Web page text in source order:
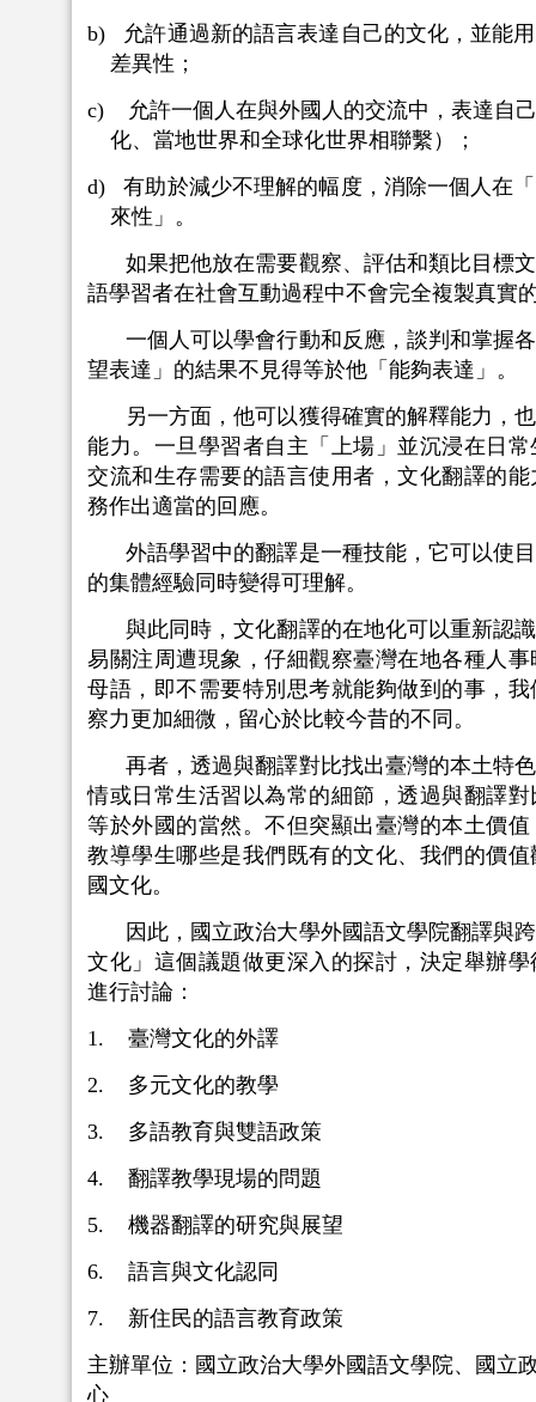
b) 允許通過新的語言表達自己的文化，並能
差異性；
c) 允許一個人在與外國人的交流中，表達自
化、當地世界和全球化世界相聯繫）；
d) 有助於減少不理解的幅度，消除一個人在
來性」。
如果把他放在需要觀察、評估和類比目標
語學習者在社會互動過程中不會完全複製真實
一個人可以學會行動和反應，談判和掌握
望表達」的結果不見得等於他「能夠表達」。
另一方面，他可以獲得確實的解釋能力，
能力。一旦學習者自主「上場」並沉浸在日
交流和生存需要的語言使用者，文化翻譯的
務作出適當的回應。
外語學習中的翻譯是一種技能，它可以使
的集體經驗同時變得可理解。
與此同時，文化翻譯的在地化可以重新認
易關注周遭現象，仔細觀察臺灣在地各種人
母語，即不需要特別思考就能夠做到的事，
察力更加細微，留心於比較今昔的不同。
再者，透過與翻譯對比找出臺灣的本土特
情或日常生活習以為常的細節，透過與翻譯
等於外國的當然。不但突顯出臺灣的本土價
教導學生哪些是我們既有的文化、我們的價
國文化。
因此，國立政治大學外國語文學院翻譯與
文化」這個議題做更深入的探討，決定舉辦
進行討論：
1. 臺灣文化的外譯
2. 多元文化的教學
3. 多語教育與雙語政策
4. 翻譯教學現場的問題
5. 機器翻譯的研究與展望
6. 語言與文化認同
7. 新住民的語言教育政策
主辦單位：國立政治大學外國語文學院、國立
心